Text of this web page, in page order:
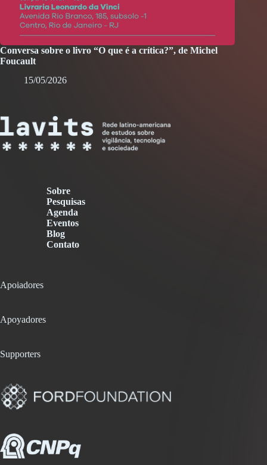
Conversa sobre o livro “O que é a crítica?”, de Michel
Foucault
15/05/2026
Sobre
Pesquisas
Agenda
Eventos
Blog
Contato
Apoiadores
Apoyadores
Supporters